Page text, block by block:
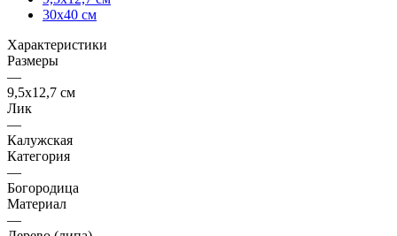
30х40 см
Характеристики
Размеры
—
9,5х12,7 см
Лик
—
Калужская
Категория
—
Богородица
Материал
—